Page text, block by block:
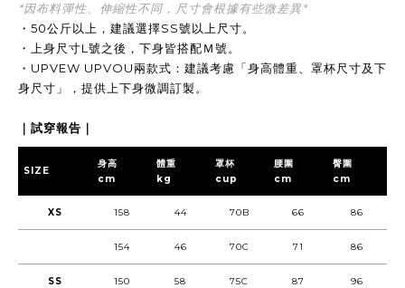
*因布料彈性、伸縮性不同，尺寸會根據有些微差異*
・50公斤以上，建議選擇SS號以上尺寸。
・上身尺寸L號之後，下身皆搭配Ｍ號。
・UPVEW UPVOU兩款式：建議考慮「身高體重、罩杯尺寸及下
身尺寸」，提供上下身微調訂製。
｜試穿報告｜
SIZE
身高
cm
體重
kg
罩杯
cup
腰圍
cm
臀圍
cm
XS 158 44 70B 66 86
154 46 70C 71 86
SS 150 58 75C 87 96